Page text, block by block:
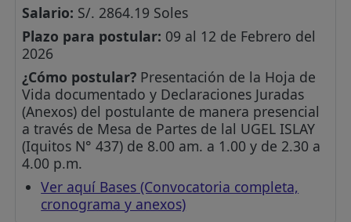
Salario: S/. 2864.19 Soles
Plazo para postular: 09 al 12 de Febrero del
2026
¿Cómo postular? Presentación de la Hoja de
Vida documentado y Declaraciones Juradas
(Anexos) del postulante de manera presencial
a través de Mesa de Partes de lal UGEL ISLAY
(Iquitos N° 437) de 8.00 am. a 1.00 y de 2.30 a
4.00 p.m.
Ver aquí Bases (Convocatoria completa,
cronograma y anexos)